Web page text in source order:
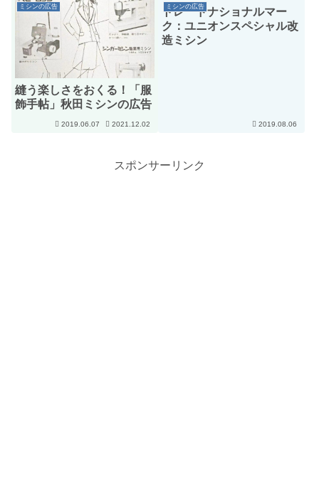
ミシンの広告
縫う楽しさをおくる！「服
飾手帖」秋田ミシンの広告
2019.06.07 2021.12.02
ミシンの広告
トレードナショナルマー
ク：ユニオンスペシャル改
造ミシン
2019.08.06
スポンサーリンク